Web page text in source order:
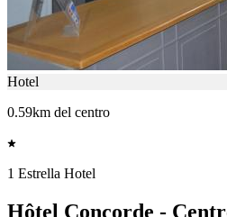
Hotel
0.59km del centro
1 Estrella Hotel
Hôtel Concorde -